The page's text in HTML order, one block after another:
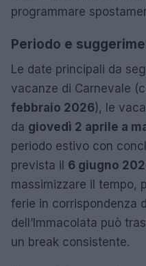
programmare
Periodo e
Le date principali da
vacanze di Carnevale
febbraio 2026), le
da giovedì 2 aprile a
periodo estivo con
prevista il 6 giugno
massimizzare il tempo,
ferie in corrispondenza
dell’Immacolata può
un break consistente.